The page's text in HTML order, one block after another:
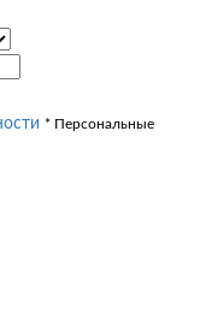
* Персональные